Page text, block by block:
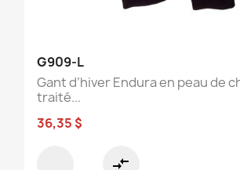
G909-L
Gant d’hiver Endura en peau de
traité...
36,35 $
compare_arrows